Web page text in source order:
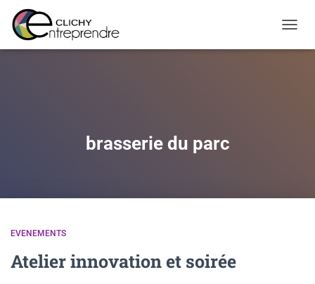
Warning: Constant WP_CRON_LOCK_TIMEOUT already defined in
/htdocs/wp-config.phpon line
brasserie du parc
EVENEMENTS
Atelier innovation et soirée